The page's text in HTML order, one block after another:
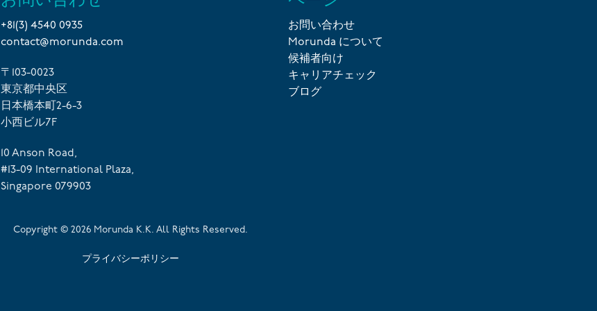
+81(3) 4540 0935
contact@morunda.com
〒103-0023
東京都中央区
日本橋本町2-6-3
小西ビル7F
10 Anson Road,
#13-09 International Plaza,
Singapore 079903
お問い合わせ
Morunda について
候補者向け
キャリアチェック
ブログ
Copyright © 2026 Morunda K.K. All Rights Reserved.
プライバシーポリシー